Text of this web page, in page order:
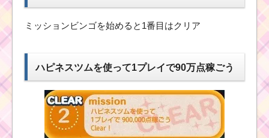
ミッションビンゴを始めると1番目はクリア
ハピネスツムを使って1プレイで90万点稼ごう